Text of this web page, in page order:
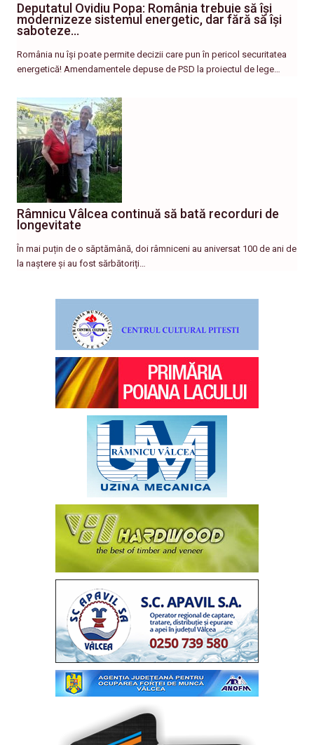
Deputatul Ovidiu Popa: România trebuie să își
modernizeze sistemul energetic, dar fără să își
saboteze…
România nu își poate permite decizii care pun în pericol securitatea
energetică! Amendamentele depuse de PSD la proiectul de lege…
Râmnicu Vâlcea continuă să bată recorduri de
longevitate
În mai puțin de o săptămână, doi râmniceni au aniversat 100 de ani de
la naștere și au fost sărbătoriți…